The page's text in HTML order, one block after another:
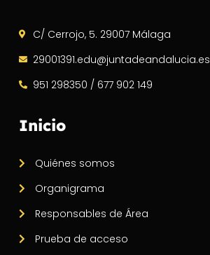
C/ Cerrojo, 5. 29007 Málaga
29001391.edu@juntadeandalucia.es
951 298350 / 677 902 149
Inicio
Quiénes somos
Organigrama
Responsables de Área
Prueba de acceso